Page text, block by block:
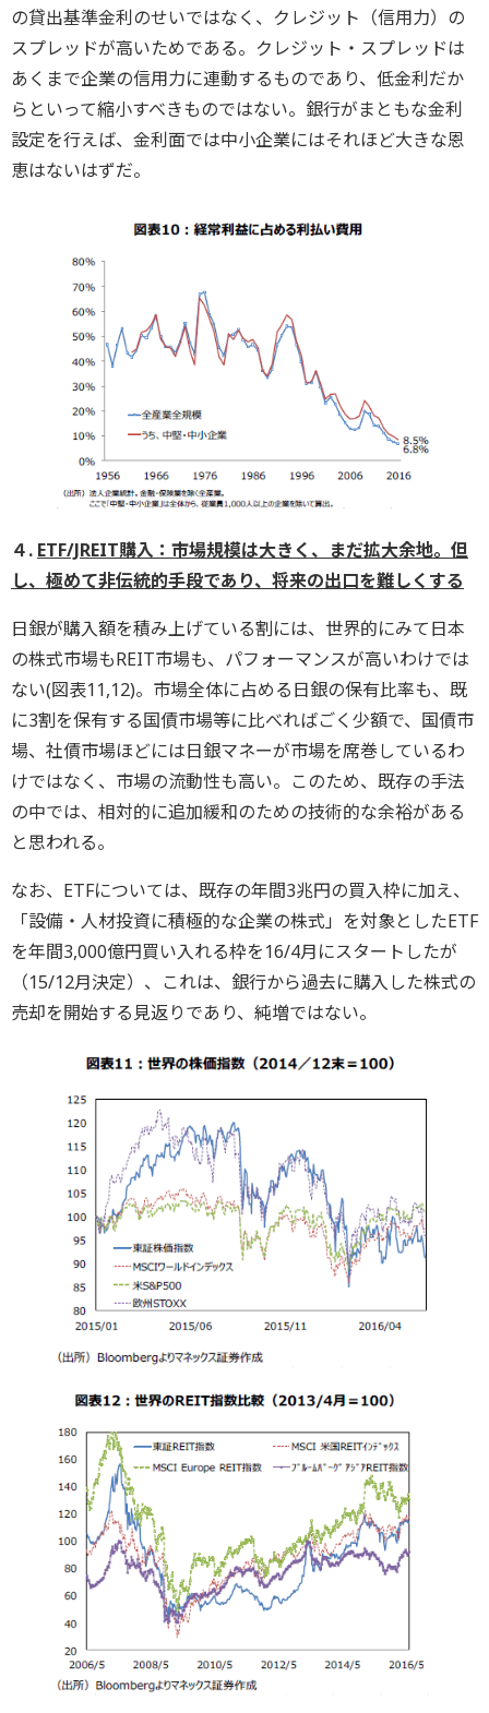
の貸出基準金利のせいではなく、クレジット（信用力）の
スプレッドが高いためである。クレジット・スプレッドは
あくまで企業の信用力に連動するものであり、低金利だか
らといって縮小すべきものではない。銀行がまともな金利
設定を行えば、金利面では中小企業にはそれほど大きな恩
恵はないはずだ。
４. ETF/JREIT購入：市場規模は大きく、まだ拡大余地。但
し、極めて非伝統的手段であり、将来の出口を難しくする
日銀が購入額を積み上げている割には、世界的にみて日本
の株式市場もREIT市場も、パフォーマンスが高いわけでは
ない(図表11,12)。市場全体に占める日銀の保有比率も、既
に3割を保有する国債市場等に比べればごく少額で、国債市
場、社債市場ほどには日銀マネーが市場を席巻しているわ
けではなく、市場の流動性も高い。このため、既存の手法
の中では、相対的に追加緩和のための技術的な余裕がある
と思われる。
なお、ETFについては、既存の年間3兆円の買入枠に加え、
「設備・人材投資に積極的な企業の株式」を対象としたETF
を年間3,000億円買い入れる枠を16/4月にスタートしたが
（15/12月決定）、これは、銀行から過去に購入した株式の
売却を開始する見返りであり、純増ではない。